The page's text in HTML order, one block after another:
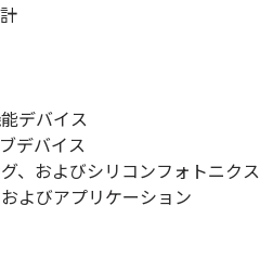
デバイス
デバイス
、およびシリコンフォトニクス
よびアプリケーション